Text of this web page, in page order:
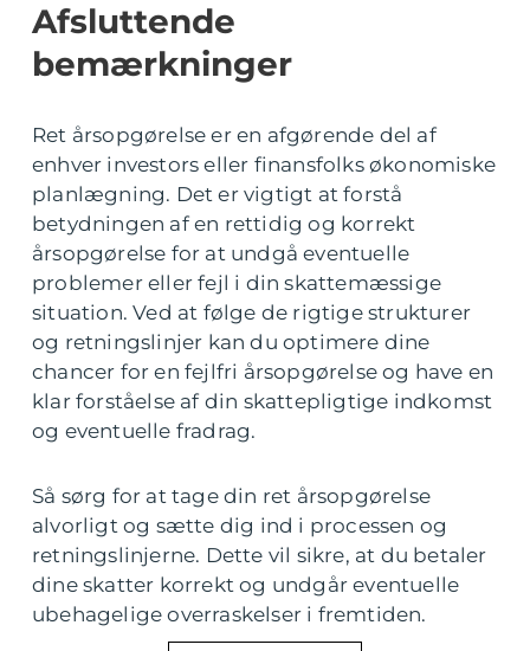
Afsluttende
bemærkninger
Ret årsopgørelse er en afgørende del af
enhver investors eller finansfolks økonomiske
planlægning. Det er vigtigt at forstå
betydningen af en rettidig og korrekt
årsopgørelse for at undgå eventuelle
problemer eller fejl i din skattemæssige
situation. Ved at følge de rigtige strukturer
og retningslinjer kan du optimere dine
chancer for en fejlfri årsopgørelse og have en
klar forståelse af din skattepligtige indkomst
og eventuelle fradrag.
Så sørg for at tage din ret årsopgørelse
alvorligt og sætte dig ind i processen og
retningslinjerne. Dette vil sikre, at du betaler
dine skatter korrekt og undgår eventuelle
ubehagelige overraskelser i fremtiden.